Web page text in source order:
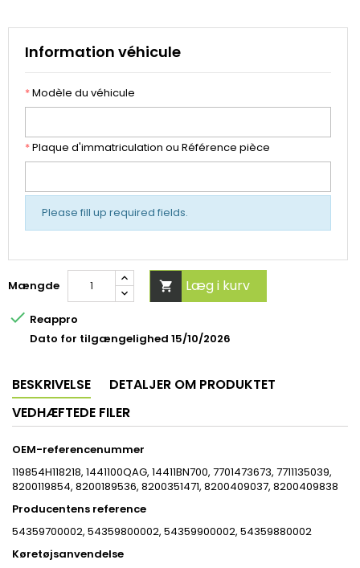
Information véhicule
*Modèle du véhicule
*Plaque d'immatriculation ou Référence pièce
Please fill up required fields.
Mængde  Læg i kurv
 Reappro
Dato for tilgængelighed 15/10/2026
BESKRIVELSE
DETALJER OM PRODUKTET
VEDHÆFTEDE FILER
OEM-referencenummer
119854H118218, 1441100QAG, 14411BN700, 7701473673, 7711135039,
8200119854, 8200189536, 8200351471, 8200409037, 8200409838
Producentens reference
54359700002, 54359800002, 54359900002, 54359880002
Køretøjsanvendelse